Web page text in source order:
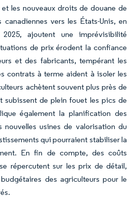
les nouveaux droits de douane de
vers les États-Unis, en
ajoutent une imprévisibilité
de prix érodent la confiance
et des fabricants, tempérant les
contrats à terme aident à isoler les
achètent souvent plus près de
subissent de plein fouet les pics de
également la planification des
nouvelles usines de valorisation du
qui pourraient stabiliser la
En fin de compte, des coûts
répercutent sur les prix de détail,
des agriculteurs pour le